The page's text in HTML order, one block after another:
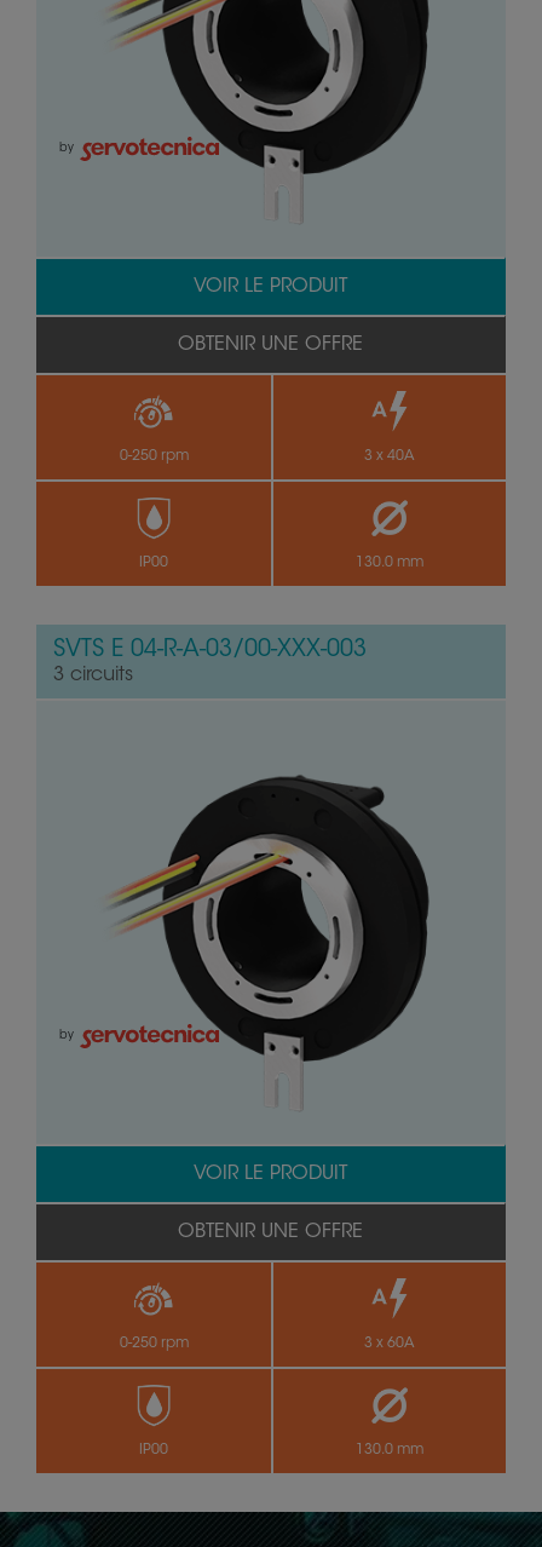
by
0-250 rpm 3 x 40A
IP00 130.0 mm
VOIR LE PRODUIT
OBTENIR UNE OFFRE
SVTS E 04-R-A-03/00-XXX-003
3 circuits
by
0-250 rpm 3 x 60A
IP00 130.0 mm
VOIR LE PRODUIT
OBTENIR UNE OFFRE